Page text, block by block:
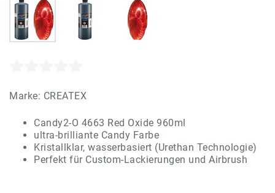
Marke: CREATEX
Candy2-O 4663 Red Oxide 960ml
ultra-brilliante Candy Farbe
Kristallklar, wasserbasiert (Urethan Technologie)
Perfekt für Custom-Lackierungen und Airbrush